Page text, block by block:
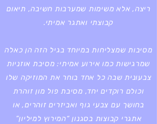
ריצה, אלא משימות שמערבות חשיבה, תיאום
קבוצתי ואתגר אמיתי.
מסיבות שמצליחות במיוחד בגיל הזה הן כאלה
שמרגישות כמו אירוע אמיתי: מסיבת אוזניות
צבעונית שבה כל אחד בוחר את המוזיקה שלו
וכולם רוקדים יחד, מסיבת פול מון זוהרת
בחושך עם צבעי גוף ואביזרים זוהרים, או
אתגרי קבוצות בסגנון “המירוץ למיליון”